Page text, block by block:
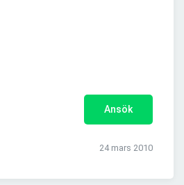
Ansök
24 mars 2010